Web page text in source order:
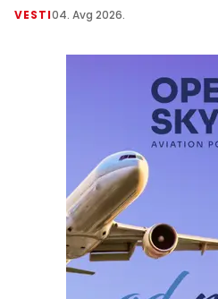
VESTI04. Avg 2026.